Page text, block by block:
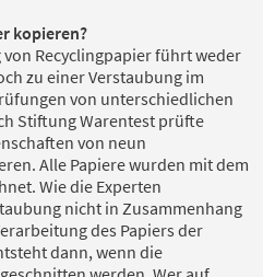
kopieren?
Recyclingpapier führt weder
zu einer Verstaubung im
von unterschiedlichen
Stiftung Warentest prüfte
von neun
Alle Papiere wurden mit dem
Wie die Experten
nicht in Zusammenhang
des Papiers der
dann, wenn die